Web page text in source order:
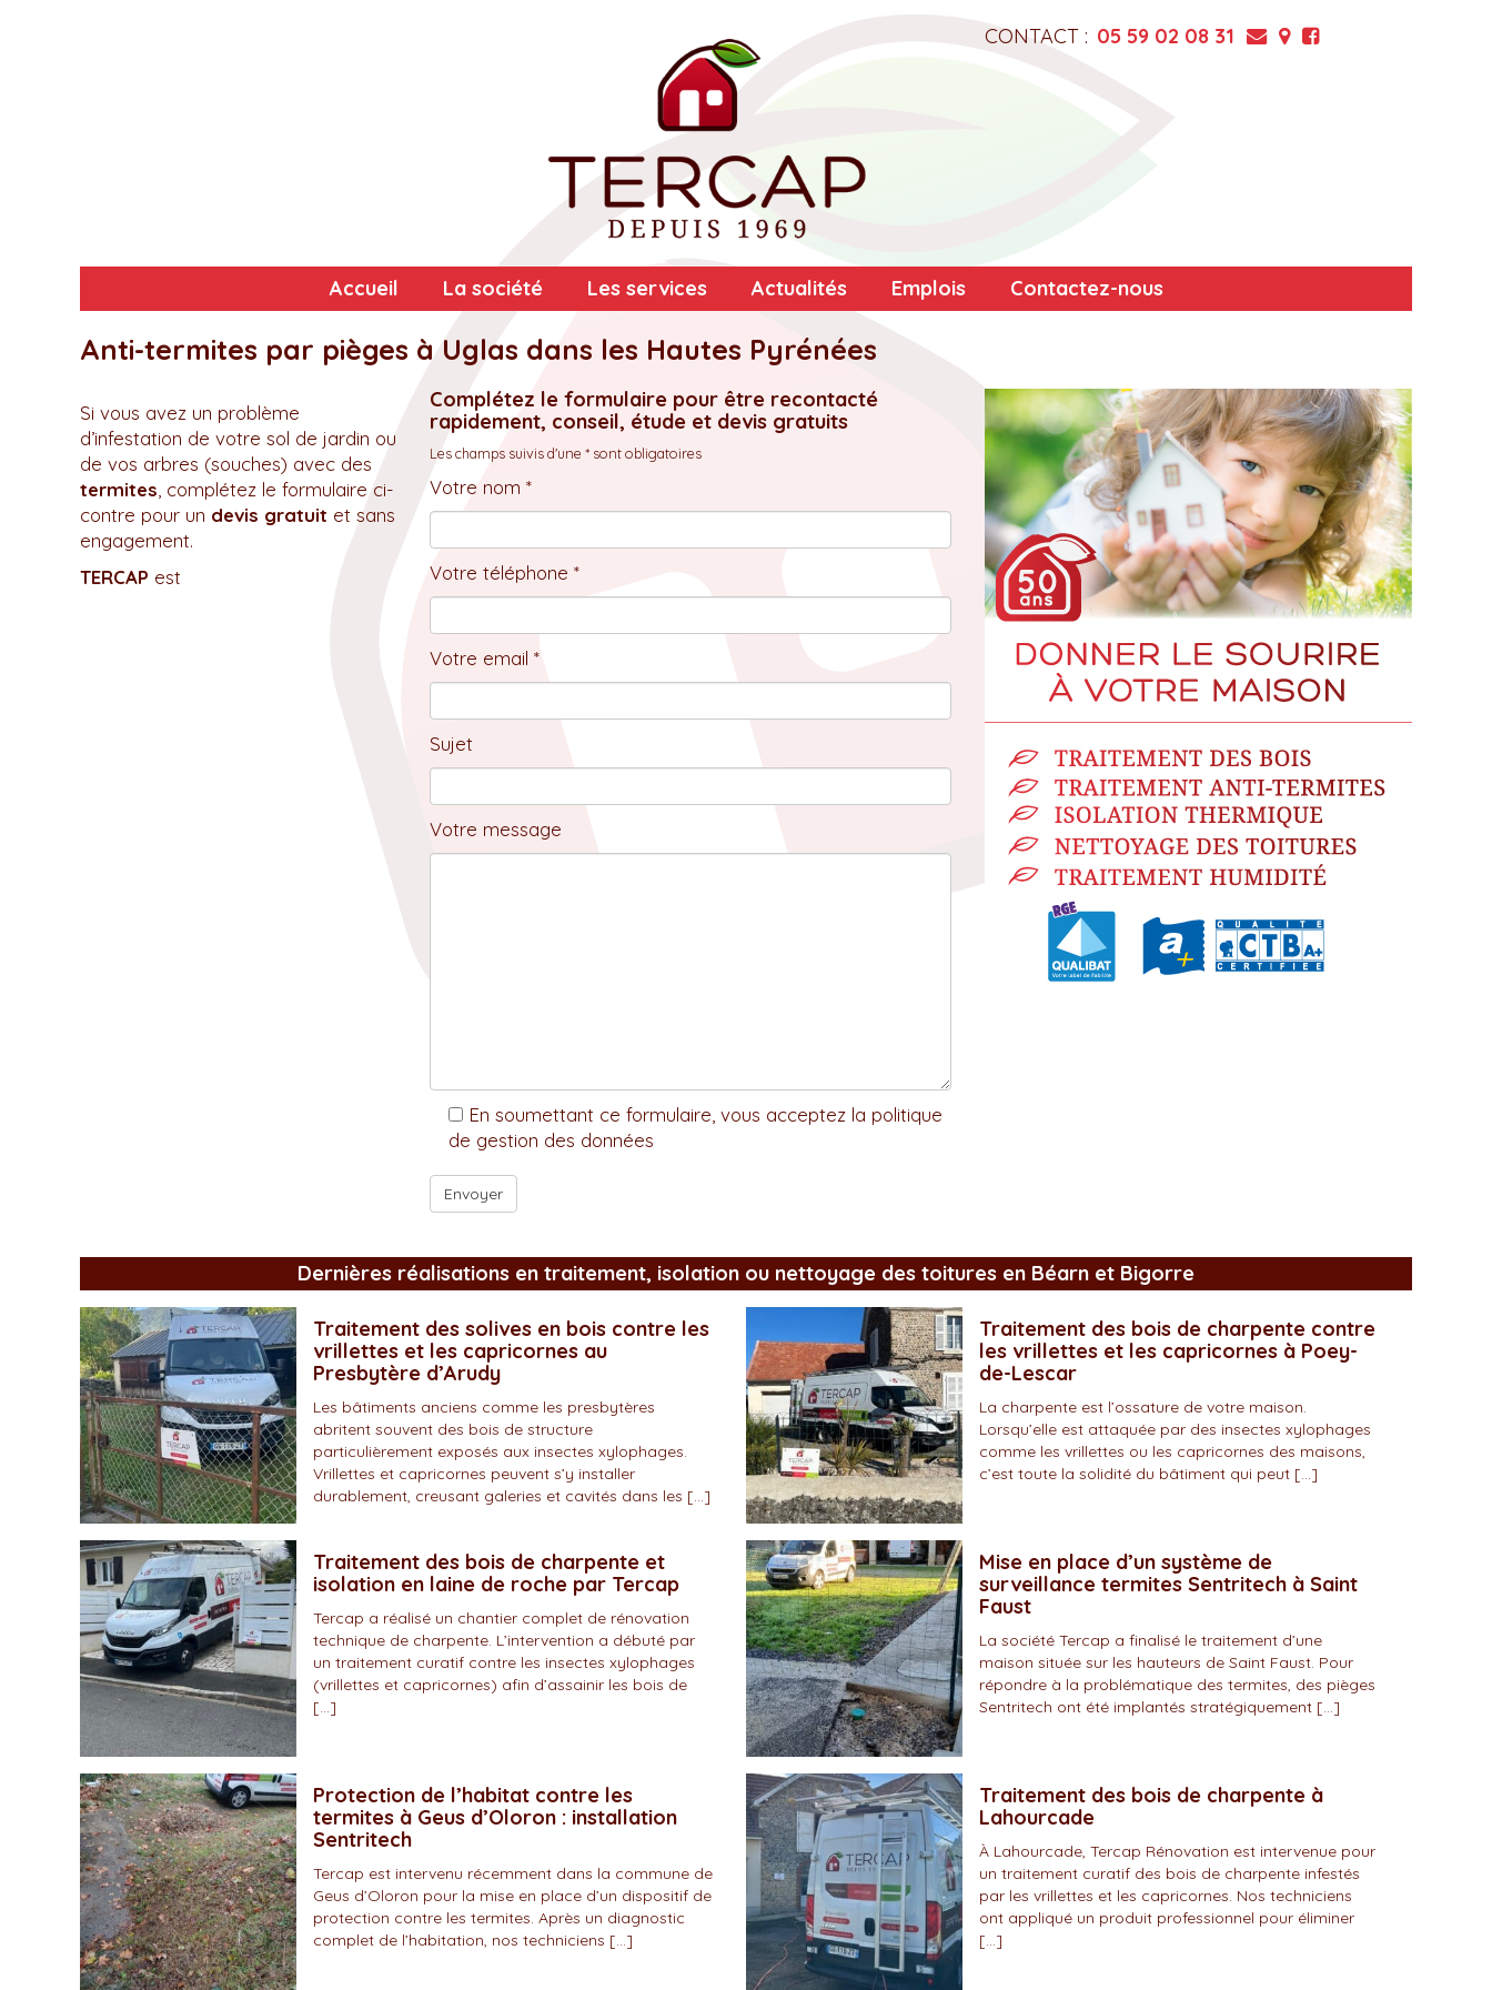
CONTACT : 05 59 02 08 31
Accueil La société Les services Actualités Emplois Contactez-nous
Anti-termites par pièges à Uglas dans les Hautes Pyrénées
Si vous avez un problème
d’infestation de votre sol de jardin ou
de vos arbres (souches) avec des
termites , complétez le formulaire ci-
contre pour un devis gratuit et sans
engagement.
TERCAP est
Complétez le formulaire pour être recontacté
rapidement, conseil, étude et devis gratuits
Les champs suivis d'une * sont obligatoires
Votre nom *
Votre téléphone *
Votre email *
Sujet
Votre message
En soumettant ce formulaire, vous acceptez la politique
de gestion des données
Dernières réalisations en traitement, isolation ou nettoyage des toitures en Béarn et Bigorre
Traitement des solives en bois contre les
vrillettes et les capricornes au
Presbytère d’Arudy
Les bâtiments anciens comme les presbytères
abritent souvent des bois de structure
particulièrement exposés aux insectes xylophages.
Vrillettes et capricornes peuvent s’y installer
durablement, creusant galeries et cavités dans les […]
Traitement des bois de charpente contre
les vrillettes et les capricornes à Poey-
de-Lescar
La charpente est l’ossature de votre maison.
Lorsqu’elle est attaquée par des insectes xylophages
comme les vrillettes ou les capricornes des maisons,
c’est toute la solidité du bâtiment qui peut […]
Traitement des bois de charpente et
isolation en laine de roche par Tercap
Tercap a réalisé un chantier complet de rénovation
technique de charpente. L’intervention a débuté par
un traitement curatif contre les insectes xylophages
(vrillettes et capricornes) afin d’assainir les bois de
[…]
Mise en place d’un système de
surveillance termites Sentritech à Saint
Faust
La société Tercap a finalisé le traitement d’une
maison située sur les hauteurs de Saint Faust. Pour
répondre à la problématique des termites, des pièges
Sentritech ont été implantés stratégiquement […]
Protection de l’habitat contre les
termites à Geus d’Oloron : installation
Sentritech
Tercap est intervenu récemment dans la commune de
Geus d’Oloron pour la mise en place d’un dispositif de
protection contre les termites. Après un diagnostic
complet de l’habitation, nos techniciens […]
Traitement des bois de charpente à
Lahourcade
À Lahourcade, Tercap Rénovation est intervenue pour
un traitement curatif des bois de charpente infestés
par les vrillettes et les capricornes. Nos techniciens
ont appliqué un produit professionnel pour éliminer
[…]